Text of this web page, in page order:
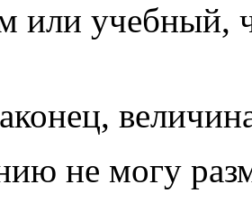
или учебный,
не могу